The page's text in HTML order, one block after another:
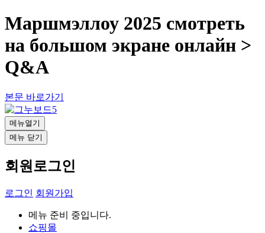
Маршмэллоу 2025 смотреть
на большом экране онлайн >
Q&A
본문 바로가기
메뉴열기
메뉴 닫기
회원로그인
로그인 회원가입
메뉴 준비 중입니다.
쇼핑몰